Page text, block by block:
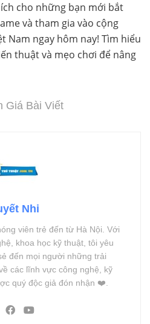
cho những bạn mới bắt
và tham gia vào cộng
Nam ngay hôm nay! Tìm hiểu
thuật và mẹo chơi để nâng
Giá Bài Viết
Nhi
viên trẻ đến từ Hà Nội. Với
khoa học kỹ thuật, tôi yêu
đến mọi người những trải
các lĩnh vực công nghệ, kỹ
quý độc giả đón nhận ❤️.